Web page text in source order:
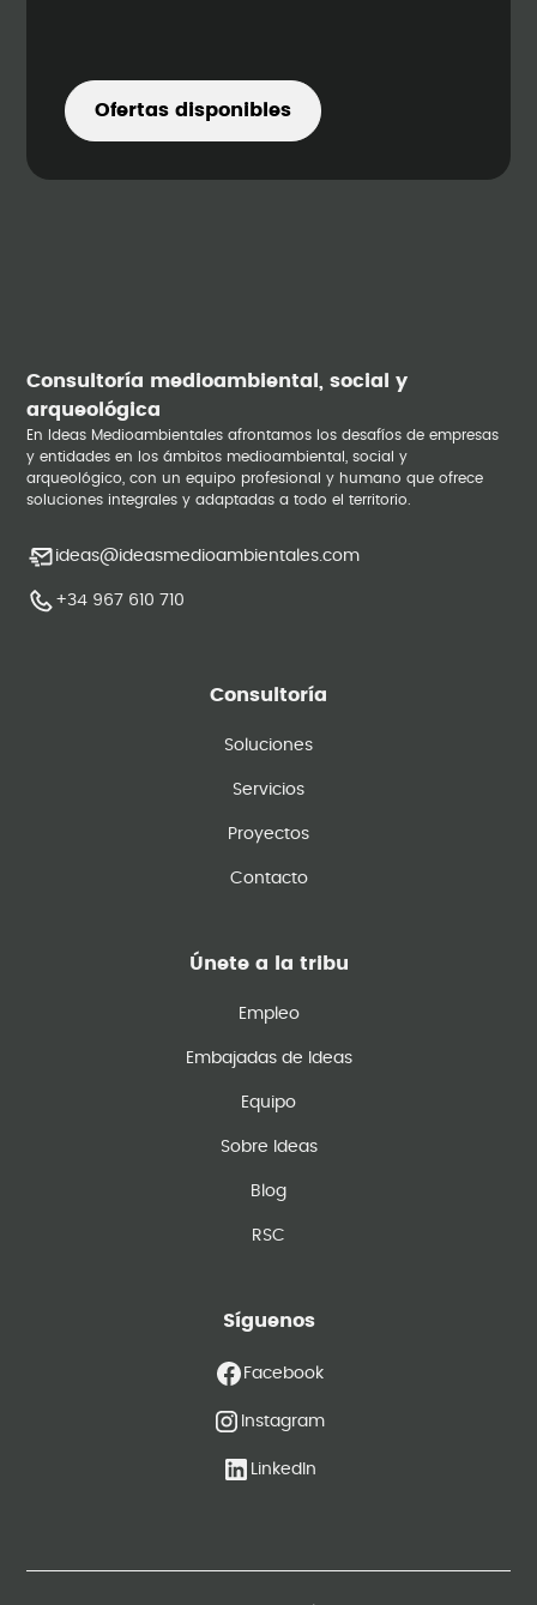
Ofertas disponibles
Consultoría medioambiental, social y
arqueológica
En Ideas Medioambientales afrontamos los desafíos de empresas
y entidades en los ámbitos medioambiental, social y
arqueológico, con un equipo profesional y humano que ofrece
soluciones integrales y adaptadas a todo el territorio.
ideas@ideasmedioambientales.com
+34 967 610 710
Consultoría
Soluciones
Servicios
Proyectos
Contacto
Únete a la tribu
Empleo
Embajadas de Ideas
Equipo
Sobre Ideas
Blog
RSC
Síguenos
Facebook
Instagram
LinkedIn